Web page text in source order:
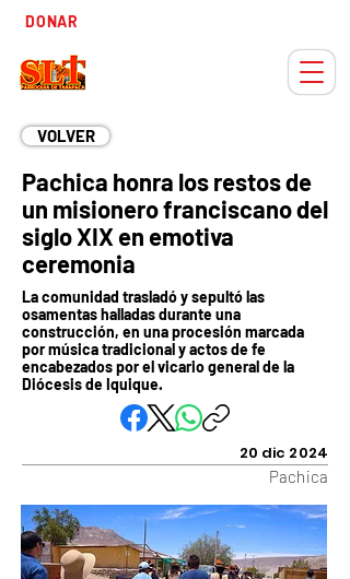
DONAR
VOLVER
Pachica honra los restos de
un misionero franciscano del
siglo XIX en emotiva
ceremonia
La comunidad trasladó y sepultó las
osamentas halladas durante una
construcción, en una procesión marcada
por música tradicional y actos de fe
encabezados por el vicario general de la
Diócesis de Iquique.
20 dic 2024
Pachica